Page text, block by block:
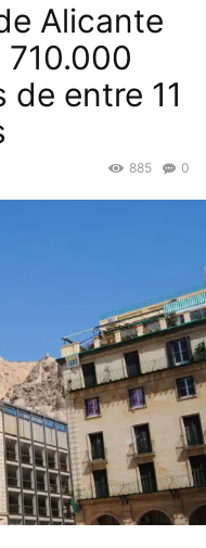
Alicante
entre 11
0
885